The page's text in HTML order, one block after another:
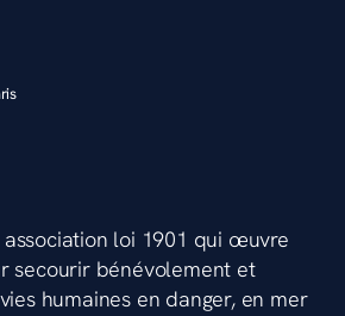
association loi 1901 qui œuvre
secourir bénévolement et
humaines en danger, en mer